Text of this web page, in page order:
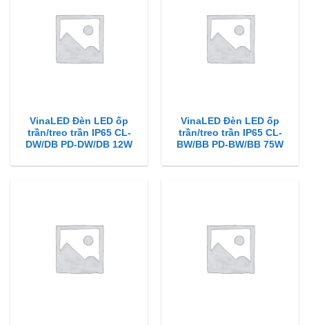
VinaLED Đèn LED ốp
trần/treo trần IP65 CL-
DW/DB PD-DW/DB 12W
VinaLED Đèn LED ốp
trần/treo trần IP65 CL-
BW/BB PD-BW/BB 75W